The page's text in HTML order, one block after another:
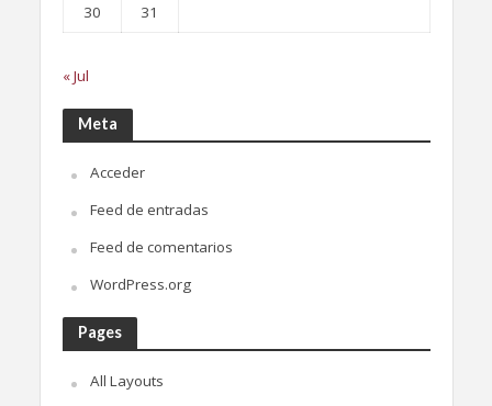
30
31
« Jul
Meta
Acceder
Feed de entradas
Feed de comentarios
WordPress.org
Pages
All Layouts